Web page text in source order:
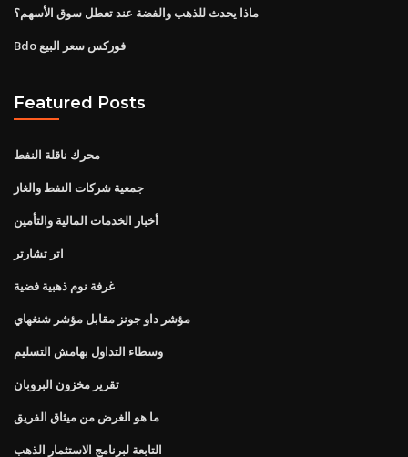
ماذا يحدث للذهب والفضة عند تعطل سوق الأسهم؟
Bdo فوركس سعر البيع
Featured Posts
محرك ناقلة النفط
جمعية شركات النفط والغاز
أخبار الخدمات المالية والتأمين
اتر تشارتر
غرفة نوم ذهبية فضية
مؤشر داو جونز مقابل مؤشر شنغهاي
وسطاء التداول بهامش التسليم
تقرير مخزون البروبان
ما هو الغرض من ميثاق الفريق
التابعة لبرنامج الاستثمار الذهب